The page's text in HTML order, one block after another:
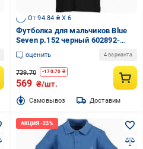
От 94.84 ₴ X 6
Футболка для мальчиков Blue
Seven р.152 черный 602892-
00/9990
оценить 4 варианта
739.70 -170.70 ₴
569 ₴/шт.
Cамовывоз Доставим